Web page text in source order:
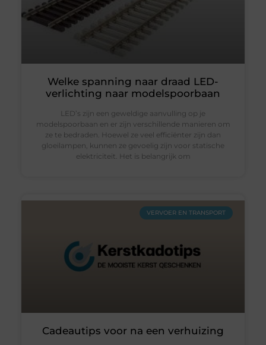
Welke spanning naar draad LED-
verlichting naar modelspoorbaan
LED’s zijn een geweldige aanvulling op je
modelspoorbaan en er zijn verschillende manieren om
ze te bedraden. Hoewel ze veel efficiënter zijn dan
gloeilampen, kunnen ze gevoelig zijn voor statische
elektriciteit. Het is belangrijk om
VERVOER EN TRANSPORT
Cadeautips voor na een verhuizing